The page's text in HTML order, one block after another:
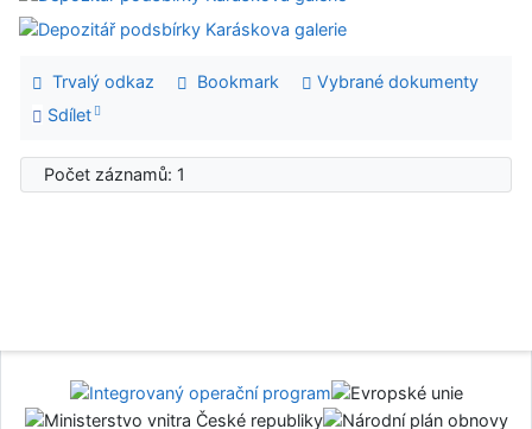
Trvalý odkaz Bookmark
Vybrané dokumenty
Sdílet
Počet záznamů: 1